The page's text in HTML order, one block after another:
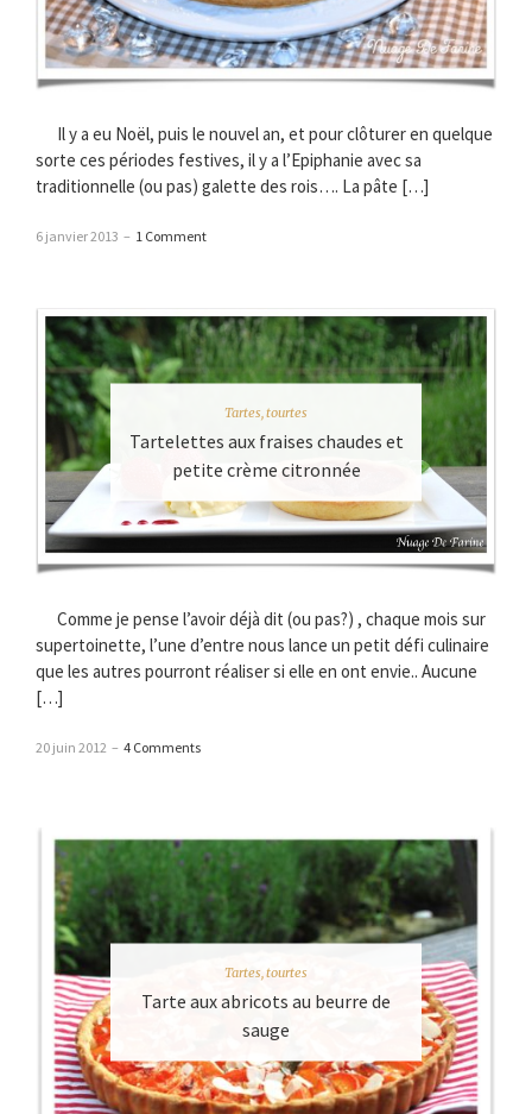
Il y a eu Noël, puis le nouvel an, et pour clôturer en quelque
sorte ces périodes festives, il y a l’Epiphanie avec sa
traditionnelle (ou pas) galette des rois…. La pâte […]
6 janvier 2013 – 1 Comment
Tartes, tourtes
Tartelettes aux fraises chaudes et
petite crème citronnée
Comme je pense l’avoir déjà dit (ou pas?) , chaque mois sur
supertoinette, l’une d’entre nous lance un petit défi culinaire
que les autres pourront réaliser si elle en ont envie.. Aucune
[…]
20 juin 2012 – 4 Comments
Tartes, tourtes
Tarte aux abricots au beurre de
sauge